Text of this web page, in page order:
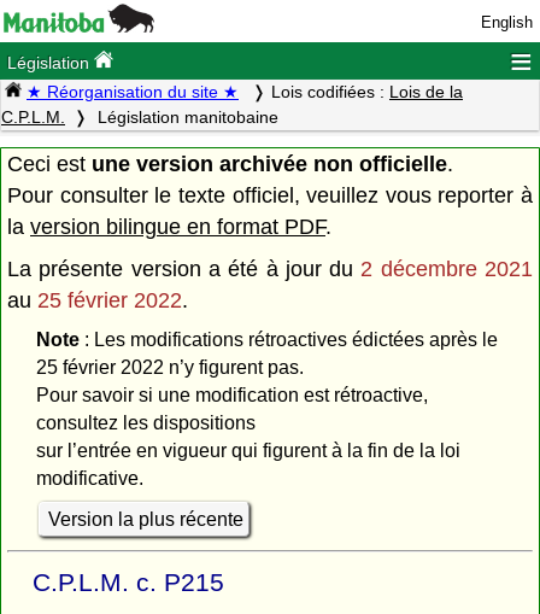
English
Législation ≡
★ Réorganisation du site ★ Lois codifiées : Lois de la
C.P.L.M.
Législation manitobaine
Ceci est une version archivée non officielle.
Pour consulter le texte officiel, veuillez vous reporter à
la version bilingue en format PDF.
La présente version a été à jour du 2 décembre 2021
au 25 février 2022.
Note: Les modifications rétroactives édictées après le
25 février 2022 n’y figurent pas.
Pour savoir si une modification est rétroactive,
consultez les dispositions
sur l’entrée en vigueur qui figurent à la fin de la loi
modificative.
Version la plus récente
C.P.L.M. c. P215